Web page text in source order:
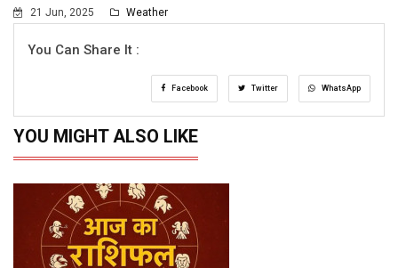
21 Jun, 2025 Weather
You Can Share It :
Facebook Twitter WhatsApp
YOU MIGHT ALSO LIKE